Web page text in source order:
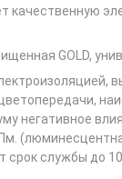
качественную
GOLD,
негативное
службы до